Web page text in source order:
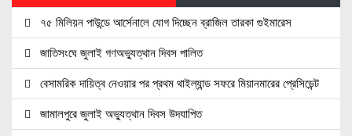
৭৫ মিলিয়ন পাউন্ডে আর্সেনালে যোগ দিচ্ছেন ব্রাজিল তারকা গুইমারেস
জাতিসংঘে জুলাই গণঅভ্যুত্থান দিবস পালিত
বেসামরিক দায়িত্ব নেওয়ার পর প্রথম থাইল্যান্ড সফরে মিয়ানমারের প্রেসিডেন্ট
জামালপুরে জুলাই অভ্যুত্থান দিবস উদযাপিত